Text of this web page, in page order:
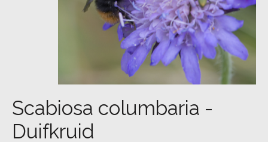
Scabiosa columbaria -
Duifkruid